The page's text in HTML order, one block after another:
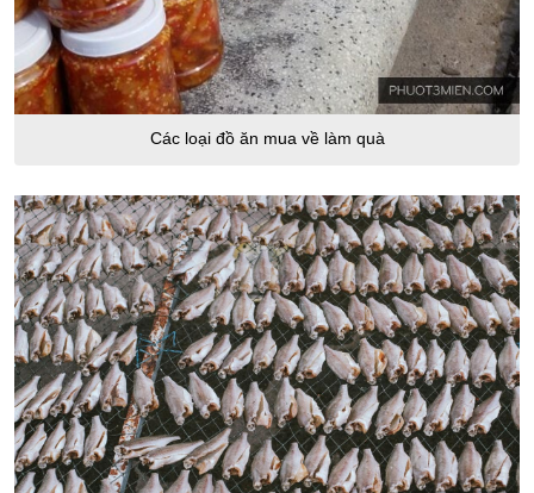
Các loại đồ ăn mua về làm quà